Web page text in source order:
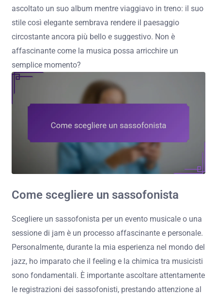
ascoltato un suo album mentre viaggiavo in treno: il suo
stile così elegante sembrava rendere il paesaggio
circostante ancora più bello e suggestivo. Non è
affascinante come la musica possa arricchire un
semplice momento?
Come scegliere un sassofonista
Scegliere un sassofonista per un evento musicale o una
sessione di jam è un processo affascinante e personale.
Personalmente, durante la mia esperienza nel mondo del
jazz, ho imparato che il feeling e la chimica tra musicisti
sono fondamentali. È importante ascoltare attentamente
le registrazioni dei sassofonisti, prestando attenzione al